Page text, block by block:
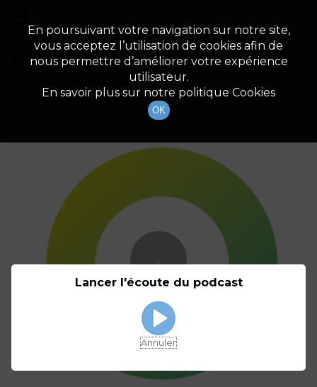
Détails De L'épisode
12 mars 2021
à 13h00
durée : 3 minutes
En poursuivant votre navigation sur notre site,
vous acceptez l’utilisation de cookies afin de
nous permettre d’améliorer votre expérience
utilisateur.
En savoir plus sur notre politique Cookies
OK
Lancer l'écoute du podcast
Annuler